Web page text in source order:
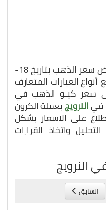
قمنا في هذه الصفحة بعرض سعر الذهب بتاريخ 18-
أنواع العيارات المتعارف
سعر كيلو الذهب في
فيالنرويجبعملة الكرون
على الاسعار بشكل
واتخاذ القرارات
النرويج
السابق